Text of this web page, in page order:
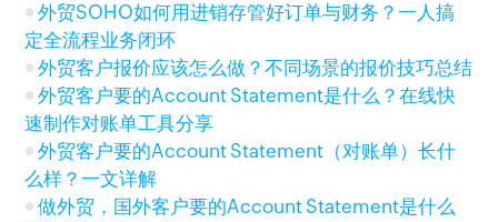
外贸SOHO如何用进销存管好订单与财务？一人搞
定全流程业务闭环
外贸客户报价应该怎么做？不同场景的报价技巧总结
外贸客户要的Account Statement是什么？在线快
速制作对账单工具分享
外贸客户要的Account Statement（对账单）长什
么样？一文详解
做外贸，国外客户要的Account Statement是什么